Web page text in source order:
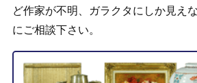
ど作家が不明、ガラクタにしか見え
にご相談下さい。